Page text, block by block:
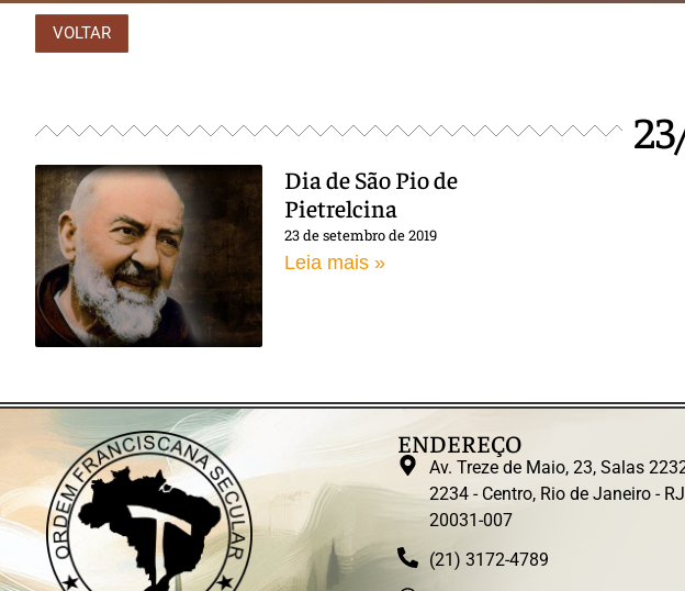
VOLTAR
Dia de São Pio de
Pietrelcina
23 de setembro de 2019
Leia mais »
ENDEREÇO
Av. Treze de Maio, 23, Salas
2234 - Centro, Rio de Janeiro -
20031-007
(21) 3172-4789